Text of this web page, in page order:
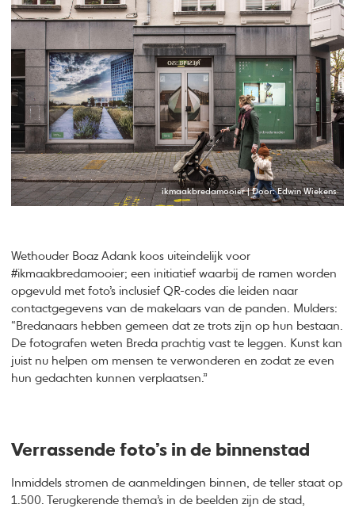
ikmaakbredamooier | Door: Edwin Wiekens
Wethouder Boaz Adank koos uiteindelijk voor
#ikmaakbredamooier; een initiatief waarbij de ramen worden
opgevuld met foto’s inclusief QR-codes die leiden naar
contactgegevens van de makelaars van de panden. Mulders:
“Bredanaars hebben gemeen dat ze trots zijn op hun bestaan.
De fotografen weten Breda prachtig vast te leggen. Kunst kan
juist nu helpen om mensen te verwonderen en zodat ze even
hun gedachten kunnen verplaatsen.”
Verrassende foto’s in de binnenstad
Inmiddels stromen de aanmeldingen binnen, de teller staat op
1.500. Terugkerende thema’s in de beelden zijn de stad,